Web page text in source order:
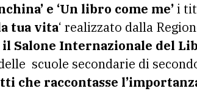
e ‘Un libro come me’i
tua vita‘ realizzato dalla
il Salone Internazionale del
scuole secondarie di
che raccontasse